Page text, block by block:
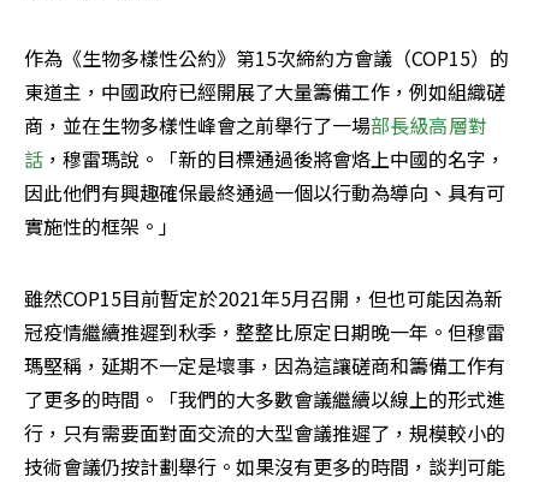
作為《生物多樣性公約》第15次締約方會議（COP15）的
東道主，中國政府已經開展了大量籌備工作，例如組織磋
商，並在生物多樣性峰會之前舉行了一場部長級高層對
話 ，穆雷瑪說。「新的目標通過後將會烙上中國的名字，
因此他們有興趣確保最終通過一個以行動為導向、具有可
實施性的框架。」
雖然COP15目前暫定於2021年5月召開，但也可能因為新
冠疫情繼續推遲到秋季，整整比原定日期晚一年。但穆雷
瑪堅稱，延期不一定是壞事，因為這讓磋商和籌備工作有
了更多的時間。「我們的大多數會議繼續以線上的形式進
行，只有需要面對面交流的大型會議推遲了，規模較小的
技術會議仍按計劃舉行。如果沒有更多的時間，談判可能